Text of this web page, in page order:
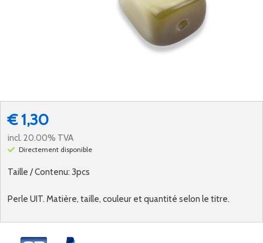
Taille / Contenu: 3pcs
€ 1,30
incl. 20.00% TVA
Directement disponible
Perle UIT. Matière, taille, couleur et quantité selon le titre.